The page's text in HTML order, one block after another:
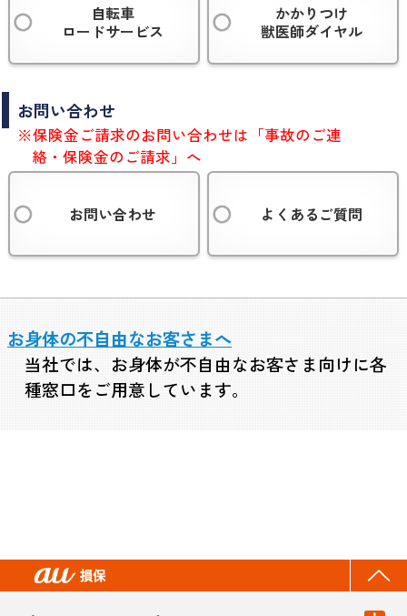
自転車
ロードサービス
かかりつけ
獣医師ダイヤル
お問い合わせ
※保険金ご請求のお問い合わせは「事故のご連
絡・保険金のご請求」へ
お問い合わせ よくあるご質問
お身体の不自由なお客さまへ
当社では、お身体が不自由なお客さま向けに各
種窓口をご用意しています。